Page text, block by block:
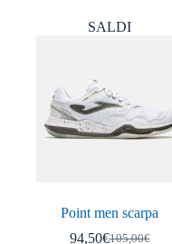
varianti.
essere
scelte
nella
pagina
SALDI
Point men scarpa
105,00€
94,50€